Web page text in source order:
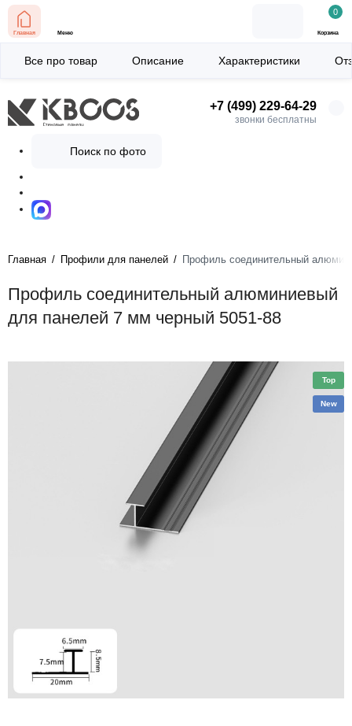
+7 (499) 229-64-29
звонки бесплатны
Поиск по фото
Главная Меню
0
Корзина
Главная Профили для панелей Профиль соединительный
Профиль соединительный алюминиевый
для панелей 7 мм черный 5051-88
Все про товар Описание Характеристики
Top
New